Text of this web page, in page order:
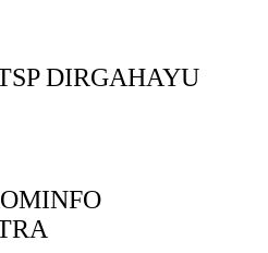
DIRGAHAYU